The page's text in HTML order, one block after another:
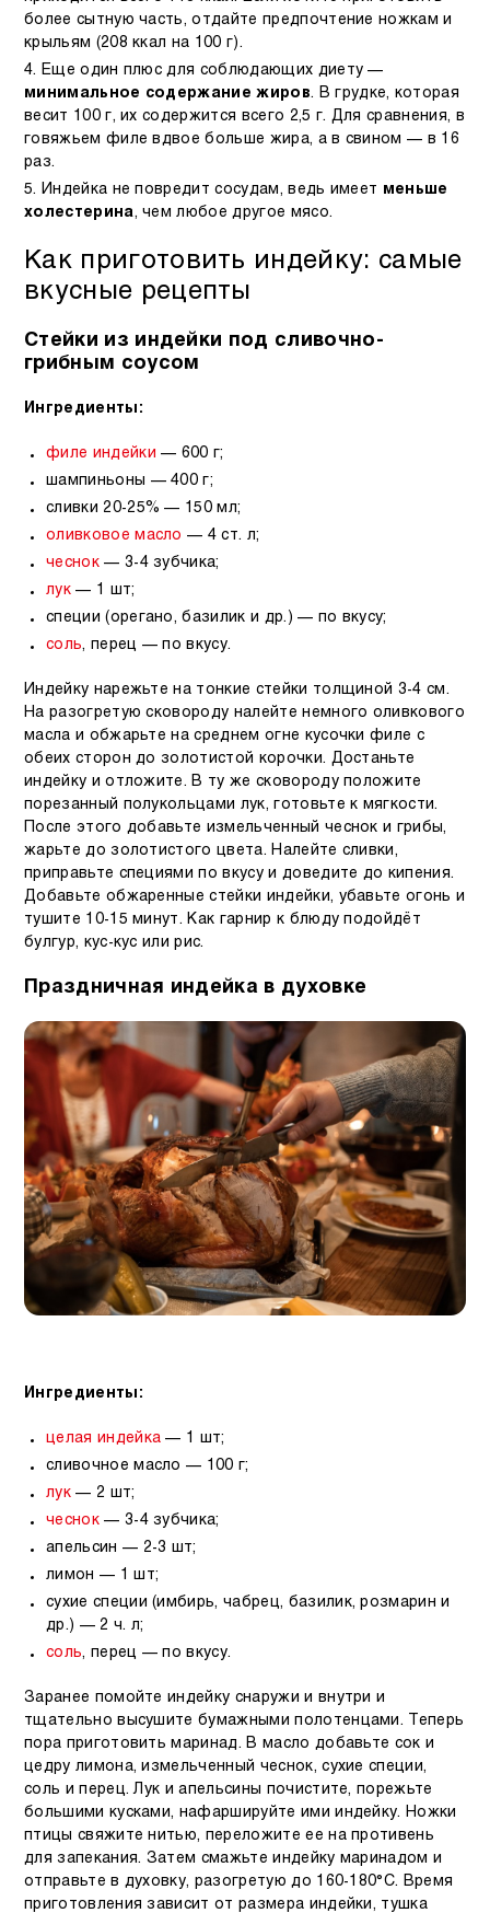
более сытную часть, отдайте предпочтение ножкам и
крыльям (208 ккал на 100 г).
Еще один плюс для соблюдающих диету —
минимальное содержание жиров. В грудке, которая
весит 100 г, их содержится всего 2,5 г. Для сравнения, в
говяжьем филе вдвое больше жира, а в свином — в 16
раз.
Индейка не повредит сосудам, ведь имеет меньше
холестерина, чем любое другое мясо.
Как приготовить индейку: самые
вкусные рецепты
Стейки из индейки под сливочно-
грибным соусом
Ингредиенты:
филе индейки — 600 г;
шампиньоны — 400 г;
сливки 20-25% — 150 мл;
оливковое масло — 4 ст. л;
чеснок— 3-4 зубчика;
лук— 1 шт;
специи (орегано, базилик и др.) — по вкусу;
соль, перец — по вкусу.
Индейку нарежьте на тонкие стейки толщиной 3-4 см.
На разогретую сковороду налейте немного оливкового
масла и обжарьте на среднем огне кусочки филе с
обеих сторон до золотистой корочки. Достаньте
индейку и отложите. В ту же сковороду положите
порезанный полукольцами лук, готовьте к мягкости.
После этого добавьте измельченный чеснок и грибы,
жарьте до золотистого цвета. Налейте сливки,
приправьте специями по вкусу и доведите до кипения.
Добавьте обжаренные стейки индейки, убавьте огонь и
тушите 10-15 минут. Как гарнир к блюду подойдёт
булгур, кус-кус или рис.
Праздничная индейка в духовке
Ингредиенты:
целая индейка — 1 шт;
сливочное масло — 100 г;
лук— 2 шт;
чеснок— 3-4 зубчика;
апельсин — 2-3 шт;
лимон — 1 шт;
сухие специи (имбирь, чабрец, базилик, розмарин и
др.) — 2 ч. л;
соль, перец — по вкусу.
Заранее помойте индейку снаружи и внутри и
тщательно высушите бумажными полотенцами. Теперь
пора приготовить маринад. В масло добавьте сок и
цедру лимона, измельченный чеснок, сухие специи,
соль и перец. Лук и апельсины почистите, порежьте
большими кусками, нафаршируйте ими индейку. Ножки
птицы свяжите нитью, переложите ее на противень
для запекания. Затем смажьте индейку маринадом и
отправьте в духовку, разогретую до 160-180°C. Время
приготовления зависит от размера индейки, тушка